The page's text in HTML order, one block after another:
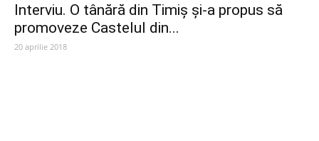
Interviu. O tânără din Timiș și-a propus să
promoveze Castelul din...
20 aprilie 2018